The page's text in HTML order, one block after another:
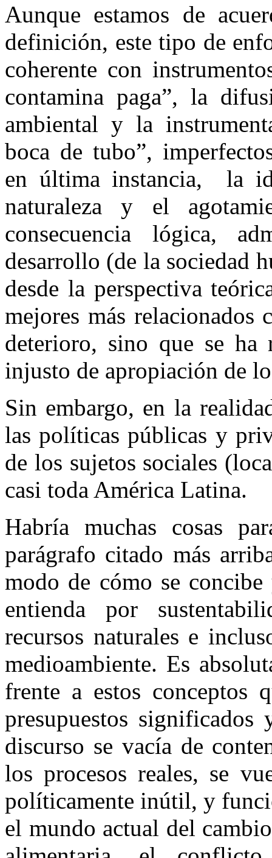
Aunque estamos de
definición, este tipo de
coherente con
contamina paga”, la
ambiental y la
boca de tubo”,
en última instancia, la
naturaleza y el
consecuencia lógica,
desarrollo (de la sociedad
desde la perspectiva
mejores más relacionados
deterioro, sino que se
injusto de apropiación de
Sin embargo, en la
las políticas públicas y
de los sujetos sociales
casi toda América Latina.
Habría muchas cosas
parágrafo citado más
modo de cómo se
entienda por
recursos naturales e
medioambiente. Es
frente a estos conceptos
presupuestos
discurso se vacía de
los procesos reales, se
políticamente inútil, y
el mundo actual del